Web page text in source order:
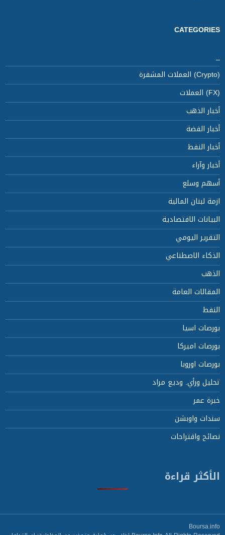
CATEGORIES
_
(Crypto) العملات المشفرة
(FX) العملات
أخبار الذهب
أخبار الفضة
أخبار النفط
أخبار وآراء
أسهم وسلع
ازمة لبنان المالية
البيانات الاقتصادية
التقرير اليومي
الذكاء الاصطناعي
الذهب
المقالات العامة
النفط
بورصات اسيا
بورصات اميركا
بورصات اوروبا
تحليل ورأي. وديع مراد
خبرة عمر
سندات واوبشن
نصائح واقتراحات
الأكثر قراءة
Boursa.info